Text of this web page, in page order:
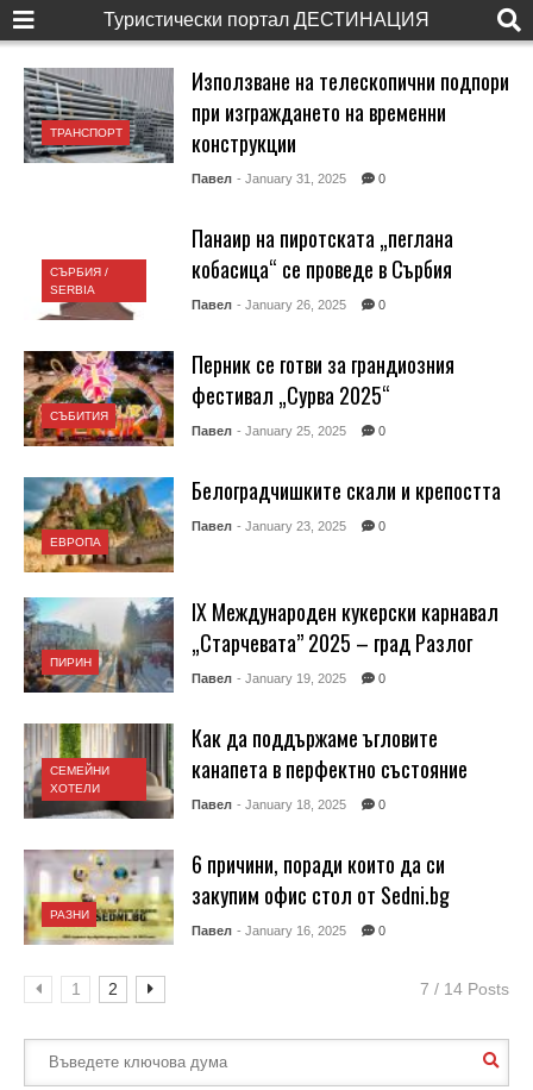
Туристически портал ДЕСТИНАЦИЯ
ТРАНСПОРТ
Използване на телескопични подпори
при изграждането на временни
конструкции
Павел - January 31, 2025 0
СЪРБИЯ /
SERBIA
Панаир на пиротската „пеглана
кобасица“ се проведе в Сърбия
Павел - January 26, 2025 0
СЪБИТИЯ
Перник се готви за грандиозния
фестивал „Сурва 2025“
Павел - January 25, 2025 0
ЕВРОПА
Белоградчишките скали и крепостта
Павел - January 23, 2025 0
ПИРИН
IX Международен кукерски карнавал
„Старчевата” 2025 – град Разлог
Павел - January 19, 2025 0
СЕМЕЙНИ
ХОТЕЛИ
Как да поддържаме ъгловите
канапета в перфектно състояние
Павел - January 18, 2025 0
РАЗНИ
6 причини, поради които да си
закупим офис стол от Sedni.bg
Павел - January 16, 2025 0
1 2 7 / 14 Posts